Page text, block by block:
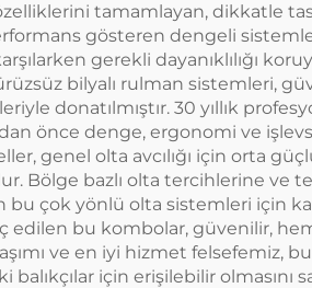
tamamlayan, dikkatle
gösteren dengeli
gerekli dayanıklılığı
bilyalı rulman sistemleri,
donatılmıştır. 30 yıllık
önce denge, ergonomi ve
genel olta avcılığı için orta
Bölge bazlı olta tercihlerine ve
bu çok yönlü olta sistemleri için
edilen bu kombolar, güvenilir,
ve en iyi hizmet
için erişilebilir olmasını